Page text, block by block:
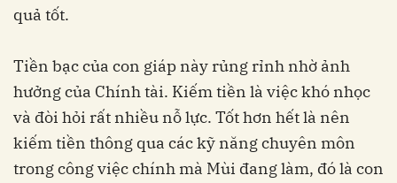
quả tốt.
Tiền bạc của con giáp này rủng rỉnh nhờ ảnh
hưởng của Chính tài. Kiếm tiền là việc khó nhọc
và đòi hỏi rất nhiều nỗ lực. Tốt hơn hết là nên
kiếm tiền thông qua các kỹ năng chuyên môn
trong công việc chính mà Mùi đang làm, đó là con